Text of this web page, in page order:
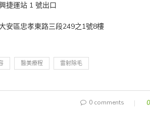
捷運站 1 號出口
安區忠孝東路三段249之1號8樓
醫美療程 雷射除毛
0 comments 0